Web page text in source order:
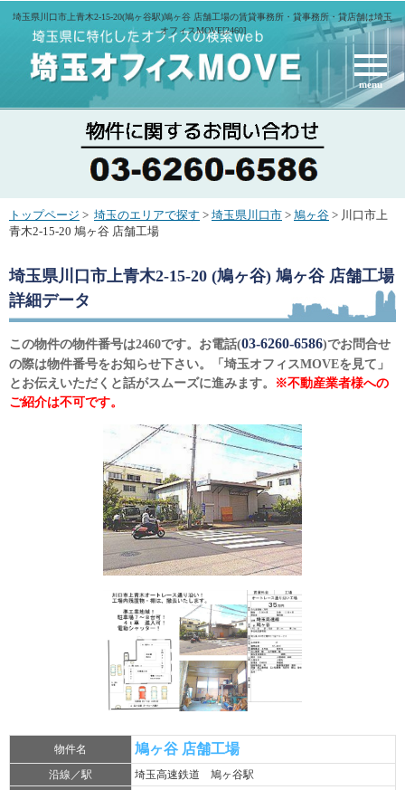
埼玉県川口市上青木2-15-20(鳩ヶ谷駅)鳩ヶ谷 店舗工場の賃貸事務所・貸事務所・貸店舗は埼玉
オフィスMOVE[2460]
menu
トップページ > 埼玉のエリアで探す > 埼玉県川口市 > 鳩ヶ谷 > 川口市上
青木2-15-20 鳩ヶ谷 店舗工場
埼玉県川口市上青木2-15-20 (鳩ヶ谷) 鳩ヶ谷 店舗工場
詳細データ
この物件の物件番号は2460です。お電話(03-6260-6586)でお問合せ
の際は物件番号をお知らせ下さい。「埼玉オフィスMOVEを見て」
とお伝えいただくと話がスムーズに進みます。
※不動産業者様への
ご紹介は不可です。
物件名 鳩ヶ谷 店舗工場
沿線／駅
埼玉高速鉄道 鳩ヶ谷駅